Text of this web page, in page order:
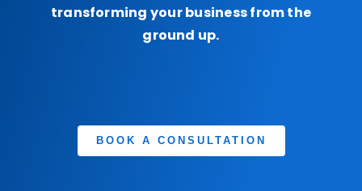
transforming your business from the
ground up.
BOOK A CONSULTATION